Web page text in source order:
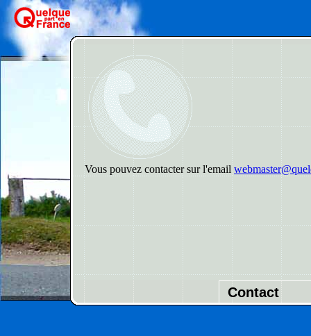
Vous pouvez contacter sur l'email
Contact